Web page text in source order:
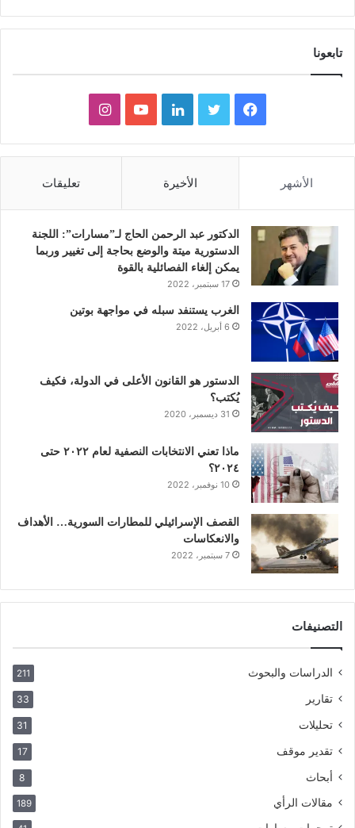
تابعونا
ي
و
ك
و
ر
ي
د
إ
و
و
ب
ن
ق
الأشهر الأخيرة تعليقات
الدكتور عبد الرحمن الحاج لـ”مسارات”: اللجنة
الدستورية ميتة والوضع بحاجة إلى تغيير وربما
يمكن إلغاء الفصائلية بالقوة
17 سبتمبر، 2022
الغرب يستنفد سبله في مواجهة بوتين
6 أبريل، 2022
الدستور هو القانون الأعلى في الدولة، فكيف
يُكتب؟
31 ديسمبر، 2020
ماذا تعني الانتخابات النصفية لعام ٢٠٢٢ حتى
٢٠٢٤؟
10 نوفمبر، 2022
القصف الإسرائيلي للمطارات السورية… الأهداف
والانعكاسات
7 سبتمبر، 2022
التصنيفات
الدراسات والبحوث 211
تقارير 33
تحليلات 31
تقدير موقف 17
أبحاث 8
مقالات الرأي 189